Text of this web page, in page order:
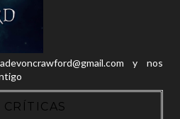
y nos
CRÍTICAS